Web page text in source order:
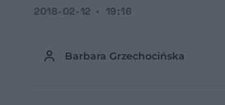
Barbara Grzechocińska
2018-02-12 19:16